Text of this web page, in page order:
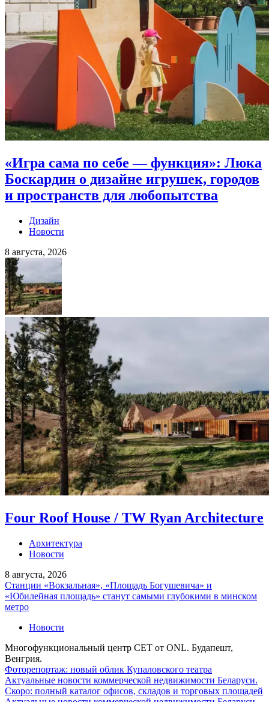
«Игра сама по себе — функция»: Люка
Боскардин о дизайне игрушек, городов
и пространств для любопытства
Дизайн
Новости
8 августа, 2026
Four Roof House / TW Ryan Architecture
Архитектура
Новости
8 августа, 2026
Станции «Вокзальная», «Площадь Богушевича» и
«Юбилейная площадь» станут самыми глубокими в минском
метро
Новости
Многофункциональный центр CET от ONL. Будапешт,
Венгрия.
Фоторепортаж: новый облик Купаловского театра
Актуальные новости коммерческой недвижимости Беларуси.
Скоро: полный каталог офисов, складов и торговых площадей